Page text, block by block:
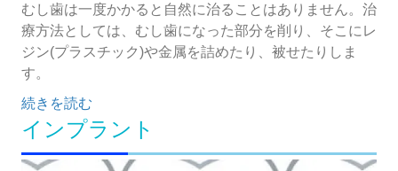
むし歯は一度かかると自然に治ることはありません。治
療方法としては、むし歯になった部分を削り、そこにレ
ジン(プラスチック)や金属を詰めたり、被せたりしま
す。
続きを読む
インプラント